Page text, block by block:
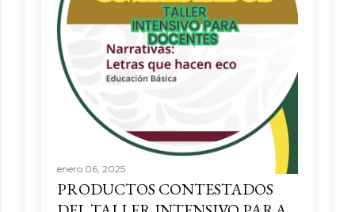
enero 06, 2025
PRODUCTOS CONTESTADOS